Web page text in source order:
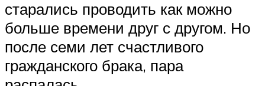
старались проводить как можно
больше времени друг с другом. Но
после семи лет счастливого
гражданского брака, пара